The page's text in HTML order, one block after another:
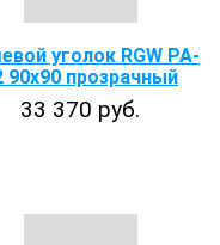
уголок RGW PA-
90х90 прозрачный
33 370 руб.